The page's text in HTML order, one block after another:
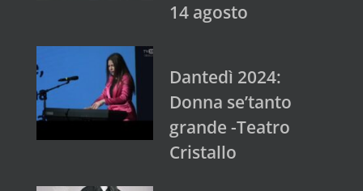
14 agosto
Dantedì 2024:
Donna se’tanto
grande -Teatro
Cristallo